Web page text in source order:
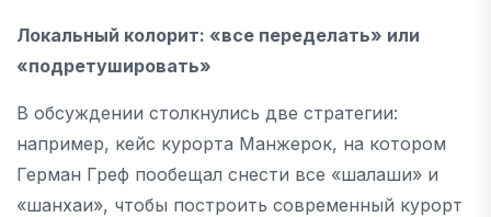
Локальный колорит: «все переделать» или
«подретушировать»
В обсуждении столкнулись две стратегии:
например, кейс курорта Манжерок, на котором
Герман Греф пообещал снести все «шалаши» и
«шанхаи», чтобы построить современный курорт